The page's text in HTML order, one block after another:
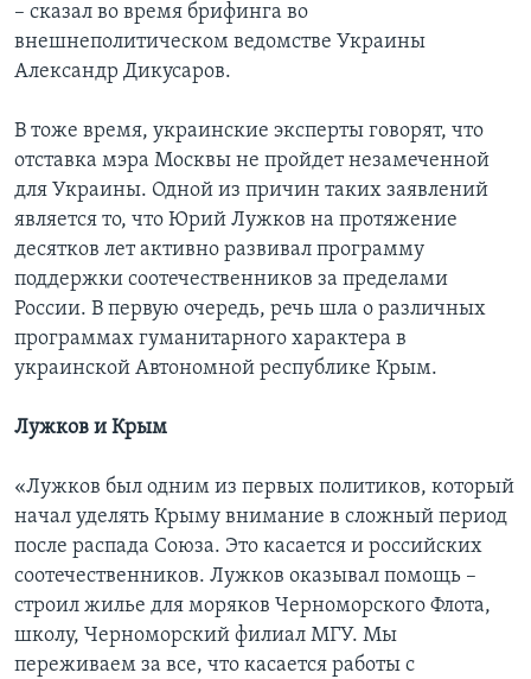
– сказал во время брифинга во
внешнеполитическом ведомстве Украины
Александр Дикусаров.
В тоже время, украинские эксперты говорят, что
отставка мэра Москвы не пройдет незамеченной
для Украины. Одной из причин таких заявлений
является то, что Юрий Лужков на протяжение
десятков лет активно развивал программу
поддержки соотечественников за пределами
России. В первую очередь, речь шла о различных
программах гуманитарного характера в
украинской Автономной республике Крым.
Лужков и Крым
«Лужков был одним из первых политиков, который
начал уделять Крыму внимание в сложный период
после распада Союза. Это касается и российских
соотечественников. Лужков оказывал помощь –
строил жилье для моряков Черноморского Флота,
школу, Черноморский филиал МГУ. Мы
переживаем за все, что касается работы с